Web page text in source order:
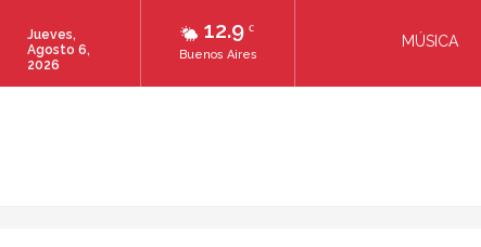
12.9 C
Buenos Aires
Jueves,
Agosto 6,
2026
MÚSICA